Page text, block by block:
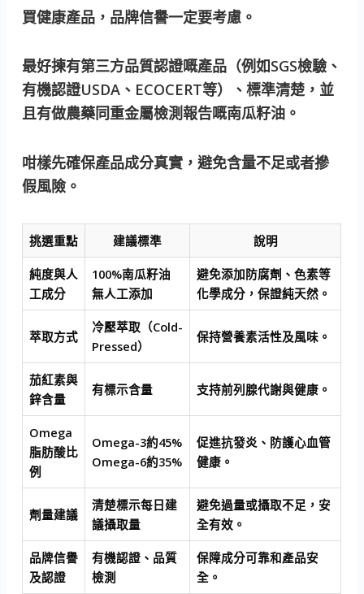
買健康產品，品牌信譽一定要考慮。
最好揀有第三方品質認證嘅產品（例如SGS檢驗、
有機認證USDA、ECOCERT等）、標準清楚，並
且有做農藥同重金屬檢測報告嘅南瓜籽油。
咁樣先確保產品成分真實，避免含量不足或者摻
假風險。
挑選重點 建議標準 說明
純度與人
工成分
100%南瓜籽油
無人工添加
避免添加防腐劑、色素等
化學成分，保證純天然。
萃取方式
冷壓萃取（Cold-
Pressed）
保持營養素活性及風味。
茄紅素與
鋅含量
有標示含量 支持前列腺代謝與健康。
Omega
脂肪酸比
例
Omega-3約45%
Omega-6約35%
促進抗發炎、防護心血管
健康。
劑量建議
清楚標示每日建
議攝取量
避免過量或攝取不足，安
全有效。
品牌信譽
及認證
有機認證、品質
檢測
保障成分可靠和產品安
全。